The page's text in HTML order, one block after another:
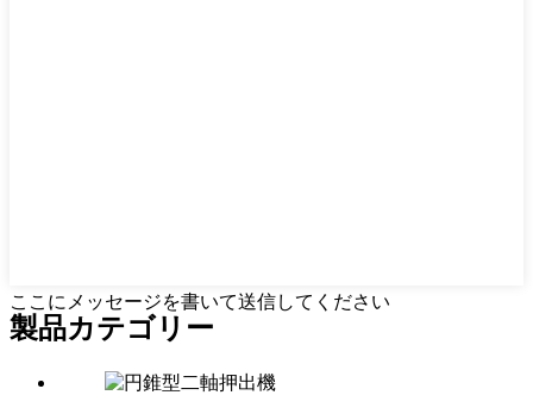
ここにメッセージを書いて送信してください
製品カテゴリー